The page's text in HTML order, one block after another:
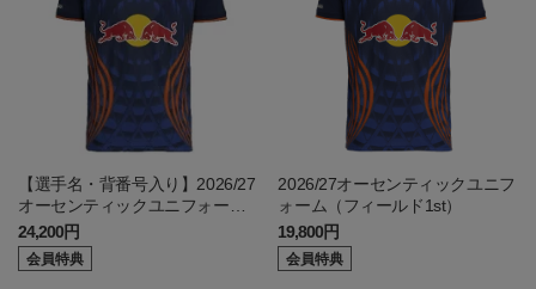
【選手名・背番号入り】2026/27
オーセンティックユニフォーム
（フィールド1st）
24,200円
会員特典
2026/27オーセンティックユニフ
ォーム（フィールド1st）
19,800円
会員特典